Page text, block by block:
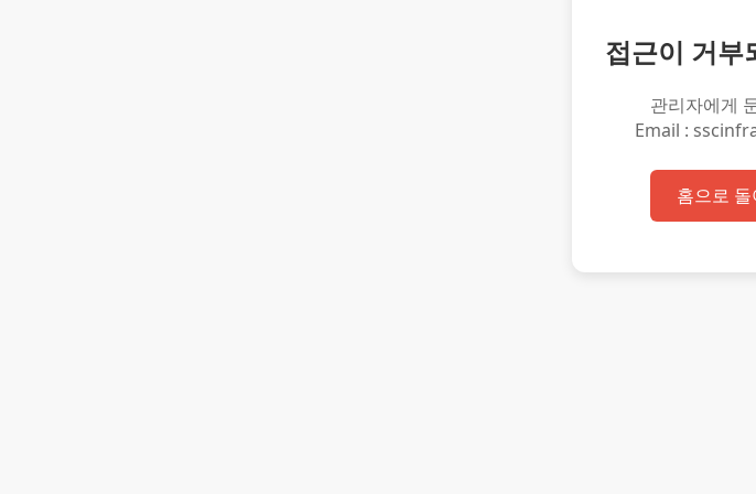
접근이 거부
관리자에게
Email :
홈으로 돌